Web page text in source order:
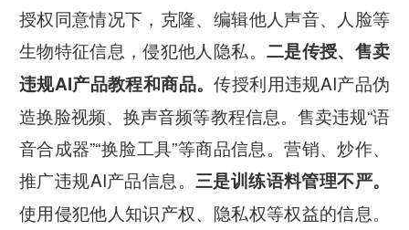
授权同意情况下，克隆、编辑他人声音、人脸等
生物特征信息，侵犯他人隐私。 二是传授、售卖
违规AI产品教程和商品。传授利用违规AI产品伪
造换脸视频、换声音频等教程信息。售卖违规“语
音合成器”“换脸工具”等商品信息。营销、炒作、
推广违规AI产品信息。 三是训练语料管理不严。
使用侵犯他人知识产权、隐私权等权益的信息。